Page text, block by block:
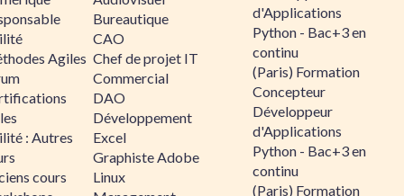
Agiles
: Autres
cours
Bureautique
CAO
Chef de projet IT
Commercial
DAO
Développement
Excel
Graphiste Adobe
Linux
d'Applications
Python - Bac+3 en
continu
(Paris) Formation
Concepteur
Développeur
d'Applications
Python - Bac+3 en
continu
(Paris) Formation